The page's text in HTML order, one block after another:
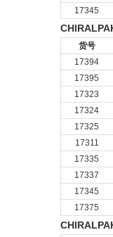
17345
货号
17394
17395
17323
17324
17325
17311
17335
17337
17345
17375